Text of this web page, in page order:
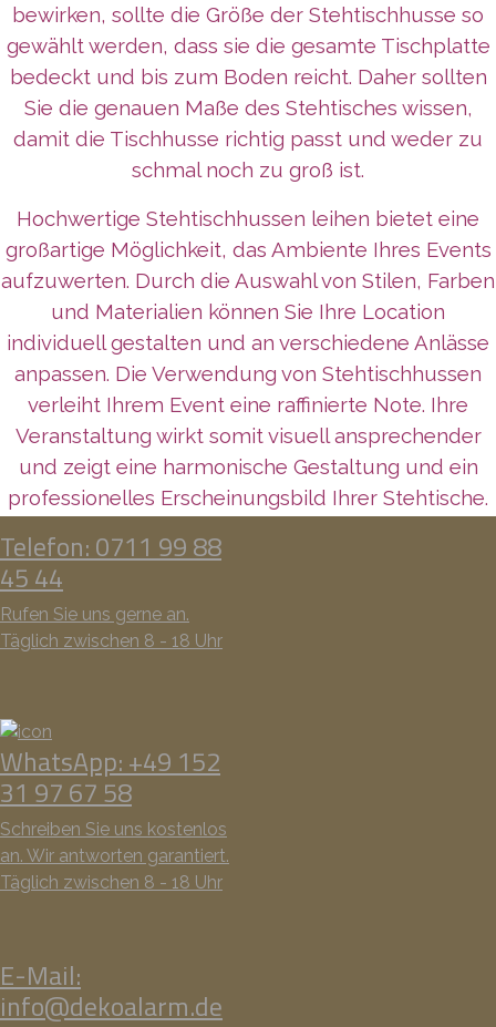
bewirken, sollte die Größe der Stehtischhusse so
gewählt werden, dass sie die gesamte Tischplatte
bedeckt und bis zum Boden reicht. Daher sollten
Sie die genauen Maße des Stehtisches wissen,
damit die Tischhusse richtig passt und weder zu
schmal noch zu groß ist.
Hochwertige Stehtischhussen leihen bietet eine
großartige Möglichkeit, das Ambiente Ihres Events
aufzuwerten. Durch die Auswahl von Stilen, Farben
und Materialien können Sie Ihre Location
individuell gestalten und an verschiedene Anlässe
anpassen. Die Verwendung von Stehtischhussen
verleiht Ihrem Event eine raffinierte Note. Ihre
Veranstaltung wirkt somit visuell ansprechender
und zeigt eine harmonische Gestaltung und ein
professionelles Erscheinungsbild Ihrer Stehtische.
Telefon: 0711 99 88
45 44
Rufen Sie uns gerne an.
Täglich zwischen 8 - 18 Uhr
WhatsApp: +49 152
31 97 67 58
Schreiben Sie uns kostenlos
an. Wir antworten garantiert.
Täglich zwischen 8 - 18 Uhr
E-Mail:
info@dekoalarm.de